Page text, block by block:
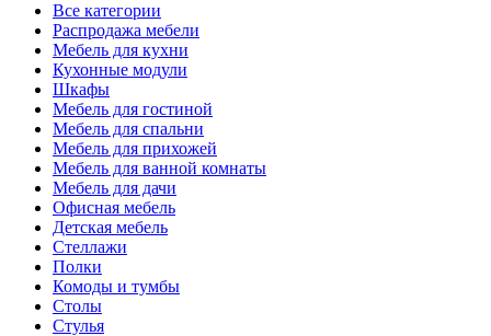
Все категории
Распродажа мебели
Мебель для кухни
Кухонные модули
Шкафы
Мебель для гостиной
Мебель для спальни
Мебель для прихожей
Мебель для ванной комнаты
Мебель для дачи
Офисная мебель
Детская мебель
Стеллажи
Полки
Комоды и тумбы
Столы
Стулья